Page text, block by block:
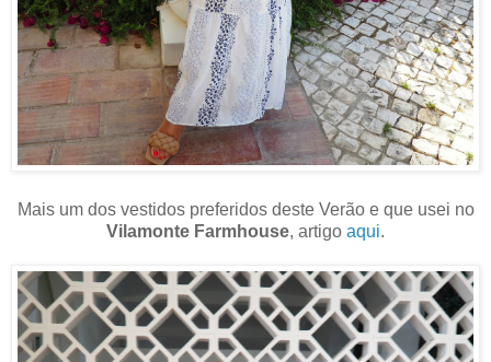
Mais um dos vestidos preferidos deste Verão e que usei no
Vilamonte Farmhouse, artigo aqui.